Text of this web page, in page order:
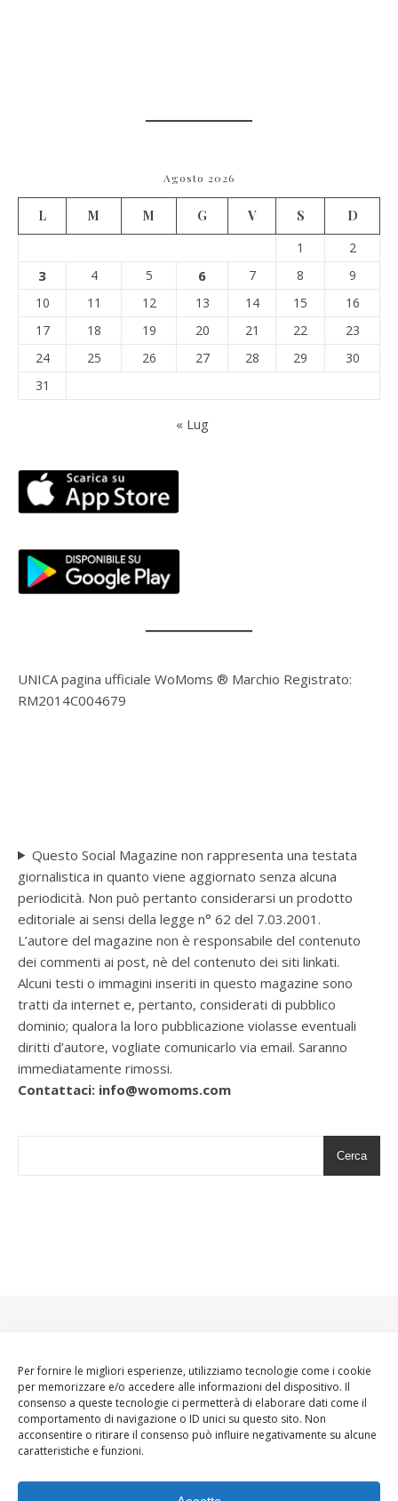
Per fornire le migliori esperienze, utilizziamo tecnologie come i cookie
per memorizzare e/o accedere alle informazioni del dispositivo. Il
consenso a queste tecnologie ci permetterà di elaborare dati come il
comportamento di navigazione o ID unici su questo sito. Non
acconsentire o ritirare il consenso può influire negativamente su alcune
caratteristiche e funzioni.
Agosto 2026
L M M G V S
D
1
2
3 4 5 6 7 8
9
10
11 12 13 14 15
16
17
18 19 20 21 22
23
24
25 26 27 28 29
30
31
« Lug
UNICA pagina ufficiale WoMoms ® Marchio Registrato:
RM2014C004679
Questo Social Magazine non rappresenta una testata
giornalistica in quanto viene aggiornato senza alcuna
periodicità. Non può pertanto considerarsi un prodotto
editoriale ai sensi della legge n° 62 del 7.03.2001.
L’autore del magazine non è responsabile del contenuto
dei commenti ai post, nè del contenuto dei siti linkati.
Alcuni testi o immagini inseriti in questo magazine sono
tratti da internet e, pertanto, considerati di pubblico
dominio; qualora la loro pubblicazione violasse eventuali
diritti d’autore, vogliate comunicarlo via email. Saranno
immediatamente rimossi.
Contattaci: info@womoms.com
Cerca